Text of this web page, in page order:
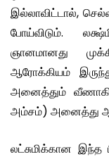
இல்லாவிட்டால்,
போய்விடும்.
ஞானமானது
ஆரோக்கியம்
அனைத்தும்
அம்சம்) அனைத்து
லட்சுமிக்கான